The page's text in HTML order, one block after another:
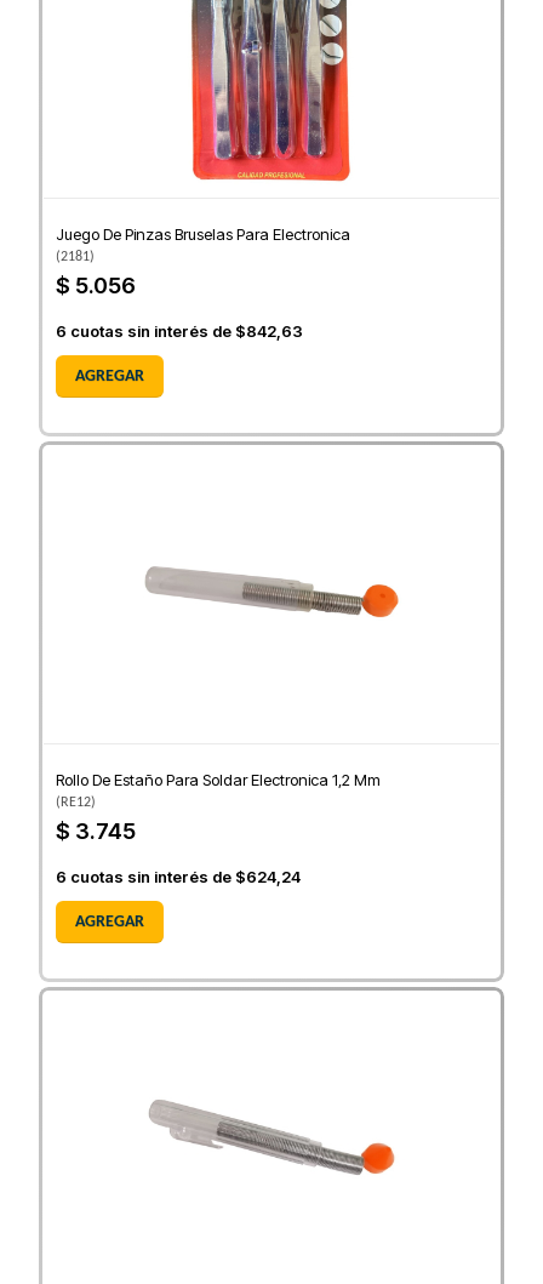
Juego De Pinzas Bruselas Para Electronica
(2181)
$ 5.056
6 cuotas sin interés de $842,63
AGREGAR
Rollo De Estaño Para Soldar Electronica 1,2 Mm
(RE12)
$ 3.745
6 cuotas sin interés de $624,24
AGREGAR